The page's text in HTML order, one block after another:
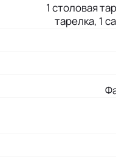
1 столовая
тарелка, 1